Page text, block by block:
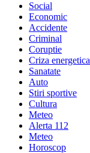
Social
Economic
Accidente
Criminal
Coruptie
Criza energetica
Sanatate
Auto
Stiri sportive
Cultura
Meteo
Alerta 112
Meteo
Horoscop